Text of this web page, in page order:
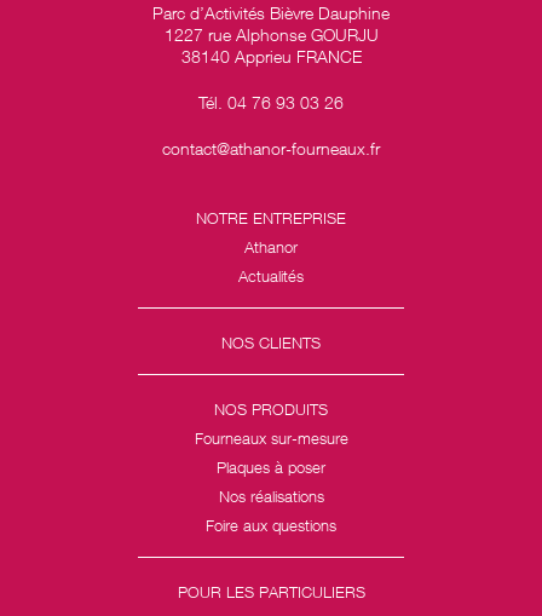
Parc d’Activités Bièvre Dauphine
1227 rue Alphonse GOURJU
38140 Apprieu FRANCE
Tél. 04 76 93 03 26
contact@athanor-fourneaux.fr
NOTRE ENTREPRISE
Athanor
Actualités
NOS CLIENTS
NOS PRODUITS
Fourneaux sur-mesure
Plaques à poser
Nos réalisations
Foire aux questions
POUR LES PARTICULIERS